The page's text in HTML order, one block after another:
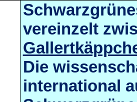
vereinzelt
Die
international